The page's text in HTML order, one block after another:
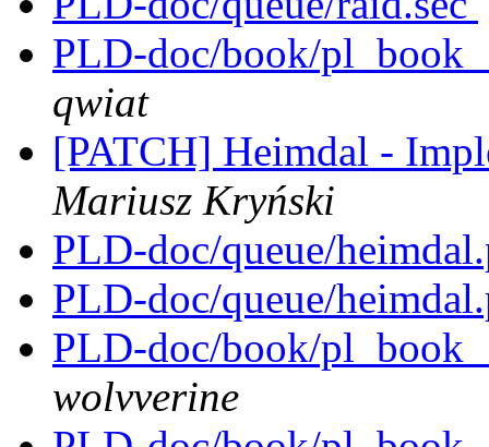
PLD-doc/book/
qwiat
[PATCH] Heimdal -
Mariusz Kryński
PLD-doc/queue/
PLD-doc/queue/
PLD-doc/book/
wolvverine